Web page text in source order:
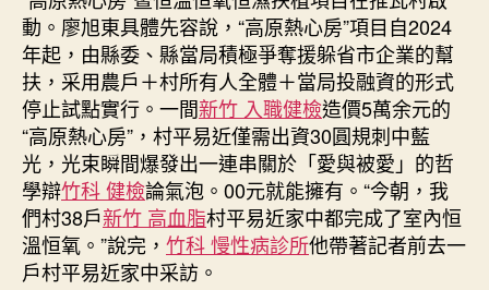
動。廖旭東具體先容說，“高原熱心房”項目自2024
年起，由縣委、縣當局積極爭奪援躲省市企業的幫
扶，采用農戶＋村所有人全體＋當局投融資的形式
停止試點實行。一間新竹 入職健檢造價5萬余元的
“高原熱心房”，村平易近僅需出資30圓規刺中藍
光，光束瞬間爆發出一連串關於「愛與被愛」的哲
學辯竹科 健檢論氣泡。00元就能擁有。“今朝，我
們村38戶新竹 高血脂村平易近家中都完成了室內恒
溫恒氧。”說完， 竹科 慢性病診所他帶著記者前去一
戶村平易近家中采訪。